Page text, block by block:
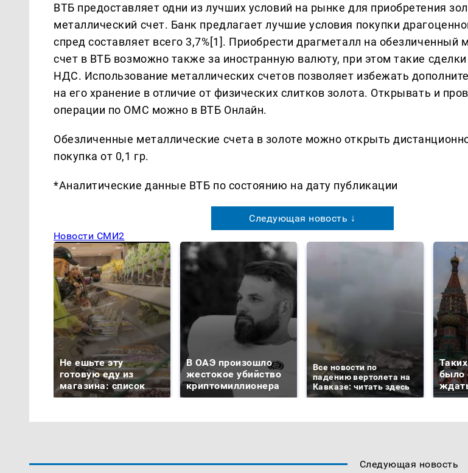
ВТБ предоставляет одни из лучших условий на рынке для приобретения
металлический счет. Банк предлагает лучшие условия покупки
спред составляет всего 3,7%[1]. Приобрести драгметалл на обезличенный
счет в ВТБ возможно также за иностранную валюту, при этом такие
НДС. Использование металлических счетов позволяет избежать
на его хранение в отличие от физических слитков золота. Открывать и
операции по ОМС можно в ВТБ Онлайн.
Обезличенные металлические счета в золоте можно открыть
покупка от 0,1 гр.
*Аналитические данные ВТБ по состоянию на дату публикации
Следующая новость ↓
Новости СМИ2
Не ешьте эту
готовую еду из
магазина: список
В ОАЭ произошло
жестокое убийство
криптомиллионера
Все новости по
падению вертолета на
Кавказе: читать здесь
было
Следующая новость